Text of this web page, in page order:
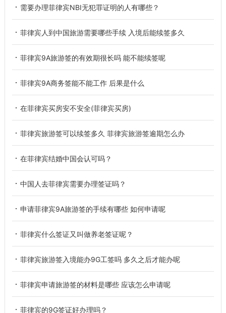
需要办理菲律宾NBI无犯罪证明的人有哪些？
菲律宾人到中国旅游需要哪些手续 入境后能续签多久
菲律宾9A旅游签的有效期很长吗 能不能续签呢
菲律宾9A商务签能不能工作 后果是什么
在菲律宾买房安不安全(菲律宾买房)
菲律宾旅游签可以续签多久 菲律宾旅游签逾期怎么办
在菲律宾结婚中国会认可吗？
中国人去菲律宾需要办理签证吗？
申请菲律宾9A旅游签的手续有哪些 如何申请呢
菲律宾什么签证又叫做养老签证呢？
菲律宾旅游签入境能办9G工签吗 多久之后才能办呢
菲律宾申请旅游签的材料是哪些 应该怎么申请呢
菲律宾的9G签证好办理吗？